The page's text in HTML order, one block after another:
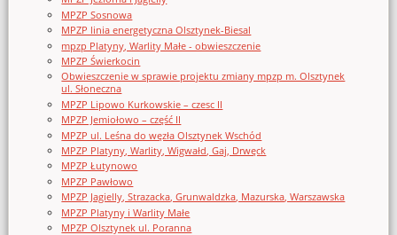
MPZP Sosnowa
MPZP linia energetyczna Olsztynek-Biesal
mpzp Platyny, Warlity Małe - obwieszczenie
MPZP Świerkocin
Obwieszczenie w sprawie projektu zmiany mpzp m. Olsztynek
ul. Słoneczna
MPZP Lipowo Kurkowskie – czesc II
MPZP Jemiołowo – część II
MPZP ul. Leśna do węzła Olsztynek Wschód
MPZP Platyny, Warlity, Wigwałd, Gaj, Drwęck
MPZP Łutynowo
MPZP Pawłowo
MPZP Jagielly, Strazacka, Grunwaldzka, Mazurska, Warszawska
MPZP Platyny i Warlity Małe
MPZP Olsztynek ul. Poranna